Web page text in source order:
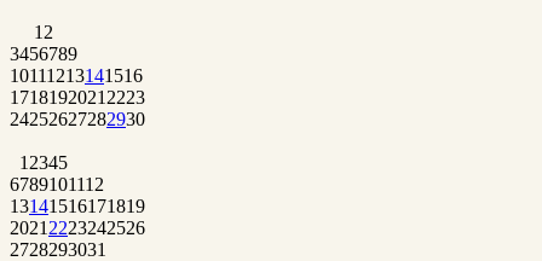
1 2
3456789
10111213141516
1718192021 2223
24252627282930
1 2345
6789101112
13141516171819
2021 2223242526
2728293031